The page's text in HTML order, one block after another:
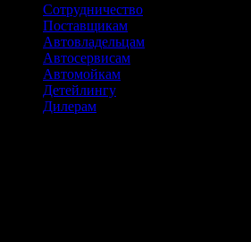
Сотрудничество
Поставщикам
Автовладельцам
Автосервисам
Автомойкам
Детейлингу
Дилерам